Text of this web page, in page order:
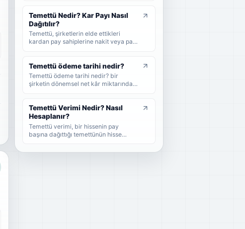
verimi ve örnek hesaplama adımlarını
sade şekilde bulabilirsiniz.
Temettü Nedir? Kar Payı Nasıl
Dağıtılır?
Temettü, şirketlerin elde ettikleri
kardan pay sahiplerine nakit veya pay
nasıl dağıtıldığını, brüt-net temettü
farkını, temettü tarihlerini ve
yatırımcıların dikkat etmesi
gerekenleri sade şekilde bulabilirsiniz.
Temettü ödeme tarihi nedir?
Temettü ödeme tarihi nedir? bir
şirketin dönemsel net kâr miktarından
Temettü Verimi Nedir? Nasıl
Hesaplanır?
Temettü verimi, bir hissenin pay
başına dağıttığı temettünün hisse